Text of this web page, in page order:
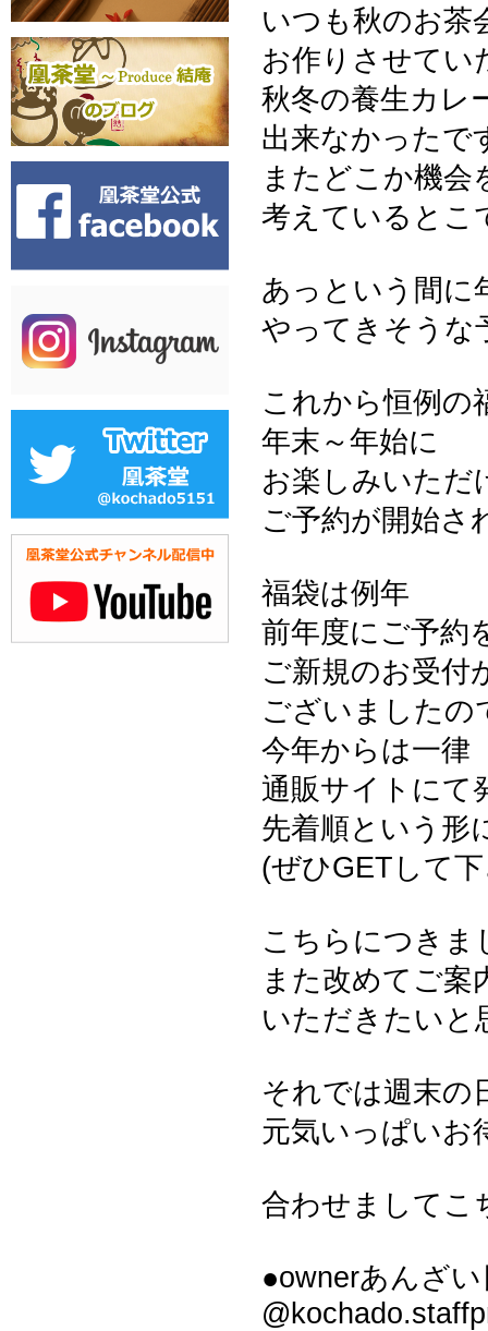
いつも秋のお茶
お作りさせてい
秋冬の養生カレ
出来なかったで
またどこか機
考えているとこ
あっという間に
やってきそう
これから恒例の
年末～年始に
お楽しみいただ
ご予約が開始さ
福袋は例年
前年度にご予約
ご新規のお受付
ございましたの
今年からは一律
通販サイトにて
先着順という形
(ぜひGETして
こちらにつきま
また改めてご案
いただきたいと
それでは週末の
元気いっぱいお
合わせましてこ
●ownerあんざい